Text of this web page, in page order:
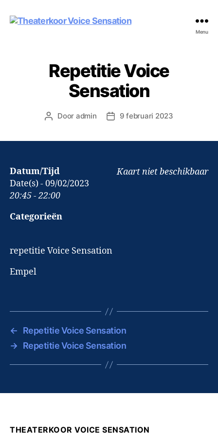
Menu
Repetitie Voice
Sensation
Berichtauteur
Door admin Berichtdatum
9 februari 2023
Kaart niet beschikbaar
Datum/Tijd
Date(s) - 09/02/2023
20:45 - 22:00
Categorieën
repetitie Voice Sensation
Empel
←
Repetitie Voice Sensation
→
Repetitie Voice Sensation
THEATERKOOR VOICE SENSATION